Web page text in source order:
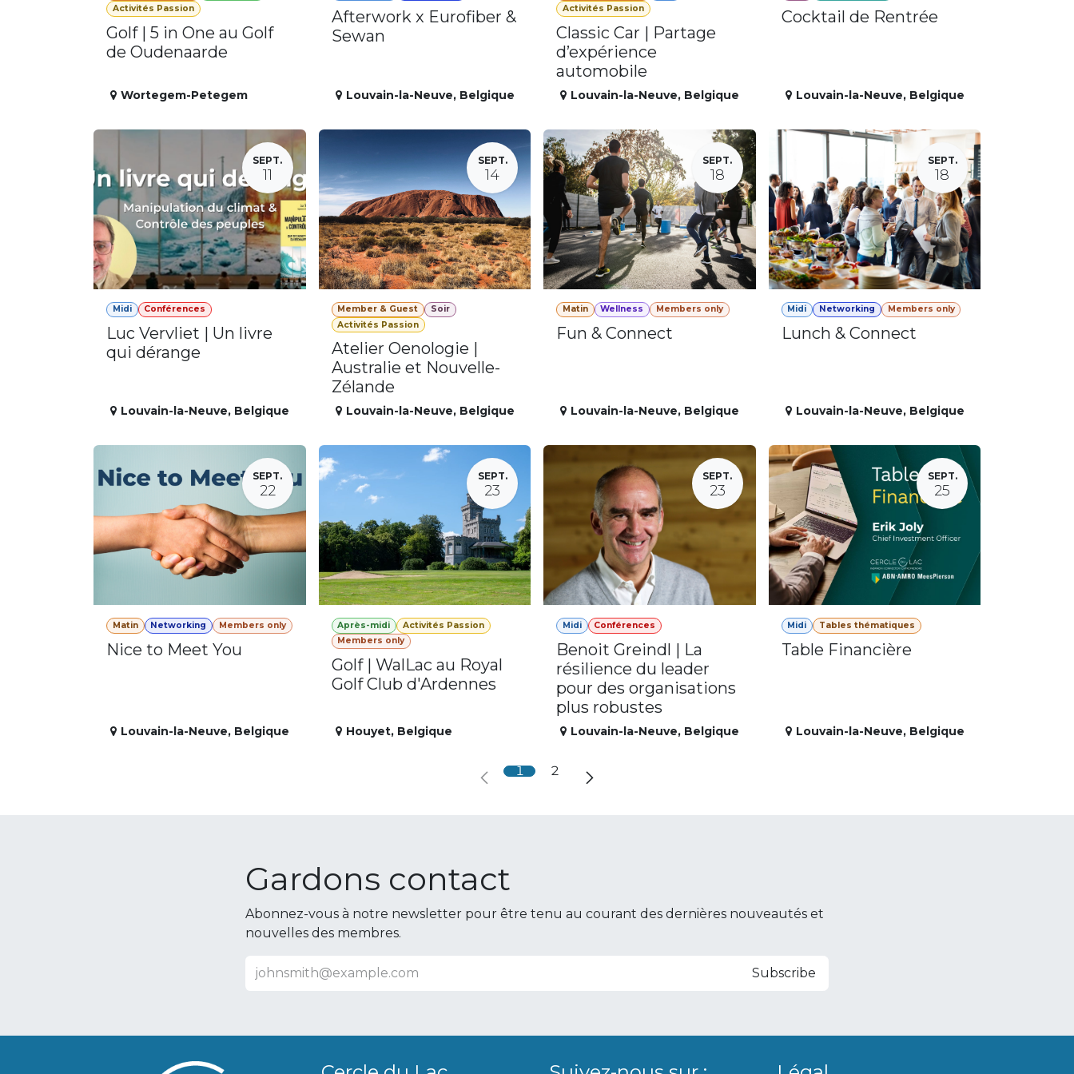
Activités Passion
Golf | 5 in One au Golf
de Oudenaarde
Wortegem-Petegem
Afterwork x Eurofiber &
Sewan
Louvain-la-Neuve, Belgique
Activités Passion
Classic Car | Partage
d’expérience
automobile
Louvain-la-Neuve, Belgique
Cocktail de Rentrée
Louvain-la-Neuve, Belgique
SEPT.
11
Midi Conférences
Luc Vervliet | Un livre
qui dérange
Louvain-la-Neuve, Belgique
SEPT.
14
Member & Guest
Soir
Activités Passion
Atelier Oenologie |
Australie et Nouvelle-
Zélande
Louvain-la-Neuve, Belgique
SEPT.
18
Matin Wellness Members only
Fun & Connect
Louvain-la-Neuve, Belgique
SEPT.
18
Midi Networking Members only
Lunch & Connect
Louvain-la-Neuve, Belgique
SEPT.
22
Matin Networking Members only
Nice to Meet You
Louvain-la-Neuve, Belgique
SEPT.
23
Après-midi
Activités Passion
Members only
Golf | WalLac au Royal
Golf Club d'Ardennes
Houyet, Belgique
SEPT.
23
Midi Conférences
Benoit Greindl | La
résilience du leader
pour des organisations
plus robustes
Louvain-la-Neuve, Belgique
SEPT.
25
Midi Tables thématiques
Table Financière
Louvain-la-Neuve, Belgique
1 2
Gardons contact
Abonnez-vous à notre newsletter pour être tenu au courant des dernières nouveautés et
nouvelles des membres.
Subscribe